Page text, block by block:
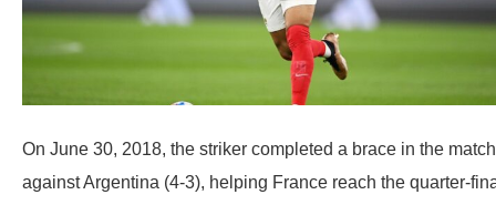
On June 30, 2018, the striker completed a brace in the match
against Argentina (4-3), helping France reach the quarter-